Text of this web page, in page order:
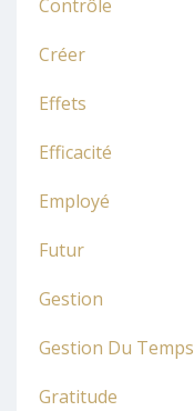
Contrôle
Créer
Effets
Efficacité
Employé
Futur
Gestion
Gestion Du Temps
Gratitude